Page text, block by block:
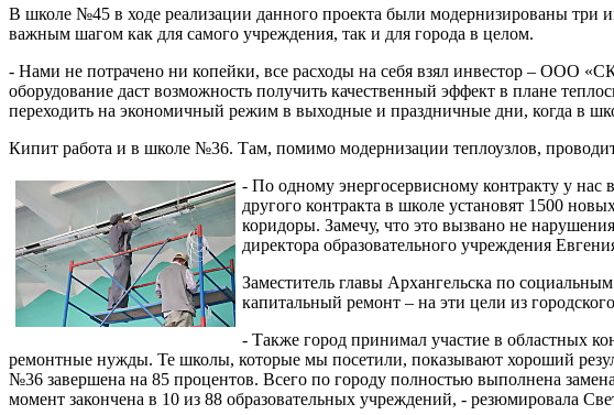
В школе №45 в ходе реализации данного проекта были модернизированы три
важным шагом как для самого учреждения, так и для города в целом.
- Нами не потрачено ни копейки, все расходы на себя взял инвестор – ООО
оборудование даст возможность получить качественный эффект в плане
переходить на экономичный режим в выходные и праздничные дни, когда в
Кипит работа и в школе №36. Там, помимо модернизации теплоузлов,
- По одному энергосервисному контракту у
другого контракта в школе установят 1500
коридоры. Замечу, что это вызвано не
директора образовательного учреждения
Заместитель главы Архангельска по
капитальный ремонт – на эти цели из
- Также город принимал участие в областных
ремонтные нужды. Те школы, которые мы посетили, показывают хороший
№36 завершена на 85 процентов. Всего по городу полностью выполнена
момент закончена в 10 из 88 образовательных учреждений, - резюмировала